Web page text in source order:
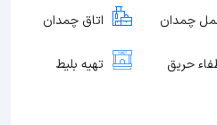
چمدان اتاق چمدان
حریق تهیه بلیط